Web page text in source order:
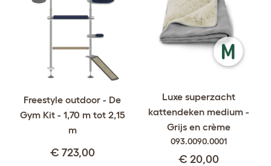
Freestyle outdoor - De
Gym Kit - 1,70 m tot 2,15
m
€ 723,00
Luxe superzacht
kattendeken medium -
Grijs en crème
093.0090.0001
€ 20,00